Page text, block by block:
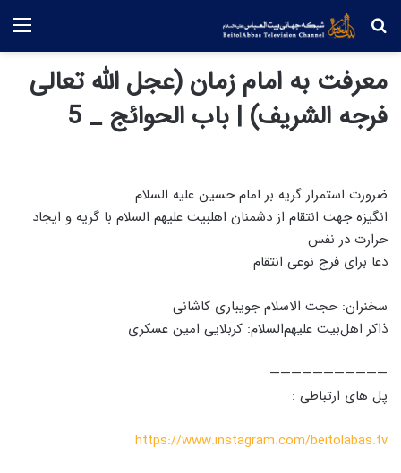
جستجو
معرفت به امام زمان (عجل الله تعالی
فرجه الشریف) | باب الحوائج _ 5
ضرورت استمرار گریه بر امام حسین علیه السلام
انگیزه جهت انتقام از دشمنان اهلبیت علیهم السلام با گریه و ایجاد
حرارت در نفس
دعا برای فرج نوعی انتقام
سخنران: حجت الاسلام جویباری کاشانی
ذاکر اهل‌بیت علیهم‌السلام: کربلایی امین عسکری
———————————
پل های ارتباطی :
https://www.instagram.com/beitolabas.tv